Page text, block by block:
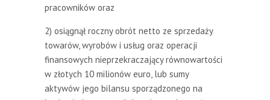
pracowników oraz
2) osiągnął roczny obrót netto ze sprzedaży
towarów, wyrobów i usług oraz operacji
finansowych nieprzekraczający równowartości
w złotych 10 milionów euro, lub sumy
aktywów jego bilansu sporządzonego na